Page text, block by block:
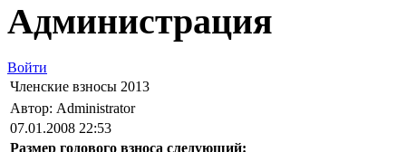
Администрация
Войти
Членские взносы 2013
Автор: Administrator
07.01.2008 22:53
Размер годового взноса следующий: